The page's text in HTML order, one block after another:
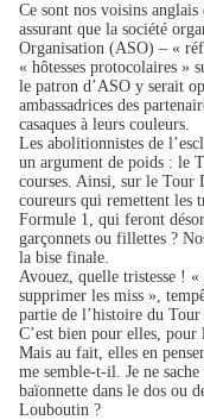
Ce sont nos voisins
assurant que la société
Organisation (ASO) – «
« hôtesses protocolaires »
le patron d’ASO y serait
ambassadrices des
casaques à leurs couleurs.
Les abolitionnistes de
un argument de poids : le
courses. Ainsi, sur le Tour
coureurs qui remettent les
Formule 1, qui feront
garçonnets ou fillettes ?
la bise finale.
Avouez, quelle tristesse !
supprimer les miss »,
partie de l’histoire du Tour
C’est bien pour elles,
Mais au fait, elles en
me semble-t-il. Je ne
baïonnette dans le dos ou
Louboutin ?